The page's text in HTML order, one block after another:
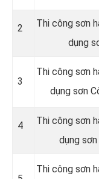
2
Thi công sơn
dụng
3
Thi công sơn
dụng sơn
4
Thi công sơn
dụng
Thi công sơn